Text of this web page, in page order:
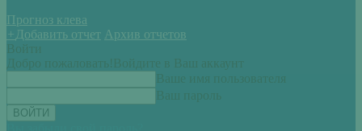
Прогноз клева
+ Добавить отчет Архив отчетов
Войти
Добро пожаловать! Войдите в Ваш аккаунт
Ваше имя пользователя
Ваш пароль